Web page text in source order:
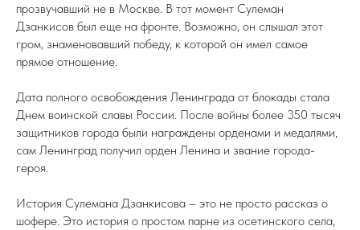
прозвучавший не в Москве. В тот момент Сулеман
Дзанкисов был еще на фронте. Возможно, он слышал этот
гром, знаменовавший победу, к которой он имел самое
прямое отношение.
Дата полного освобождения Ленинграда от блокады стала
Днем воинской славы России. После войны более 350 тысяч
защитников города были награждены орденами и медалями,
сам Ленинград получил орден Ленина и звание города-
героя.
История Сулемана Дзанкисова – это не просто рассказ о
шофере. Это история о простом парне из осетинского села,